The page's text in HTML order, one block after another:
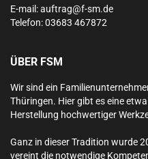
E-mail:auftrag@f-sm.de
Telefon:03683 467872
ÜBER FSM
Wir sind ein
Thüringen. Hier gibt es eine
Herstellung hochwertiger
Ganz in dieser Tradition wurde
vereint die notwendige